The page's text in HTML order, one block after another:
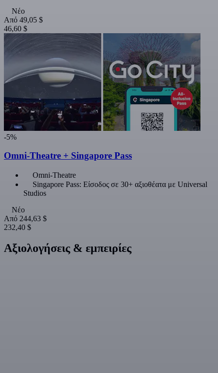
Νέο
Από 49,05 $
46,60 $
-5%
Omni-Theatre + Singapore Pass
Omni-Theatre
Singapore Pass: Είσοδος σε 30+ αξιοθέατα με Universal
Studios
Νέο
Από 244,63 $
232,40 $
Αξιολογήσεις & εμπειρίες